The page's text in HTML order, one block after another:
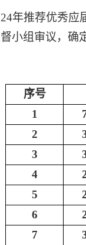
年推荐优秀应
小组审议，确
序号
1
2
3
4
5
6
7